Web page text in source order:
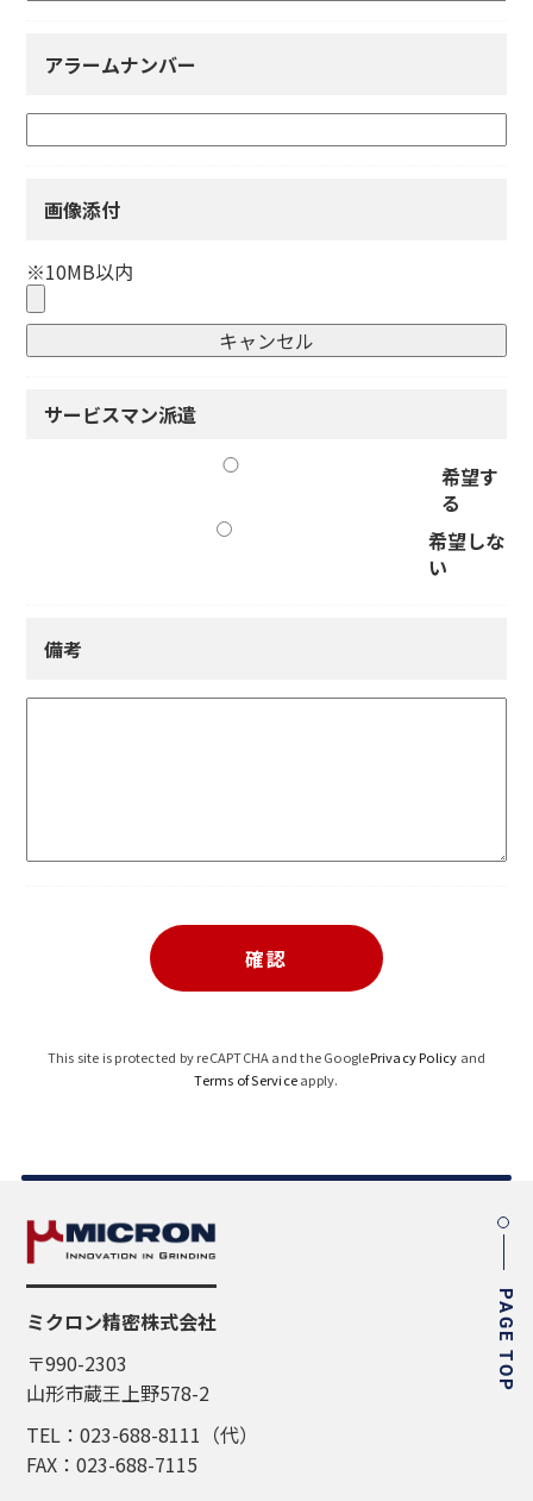
アラームナンバー
画像添付
※10MB以内
サービスマン派遣
希望す
る
希望しな
い
備考
This site is protected by reCAPTCHA and the GooglePrivacy Policy and
Terms of Serviceapply.
PAGE TOP
ミクロン精密株式会社
〒990-2303
山形市蔵王上野578-2
TEL：023-688-8111（代）
FAX：023-688-7115